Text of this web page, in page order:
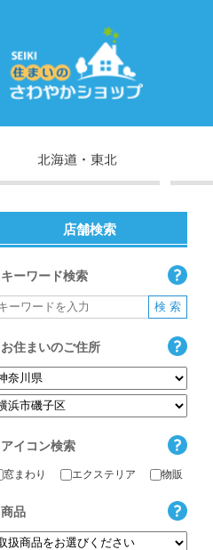
店舗検索
キーワード検索
お住まいのご住所
アイコン検索
窓まわり エクステリア 物販
商品